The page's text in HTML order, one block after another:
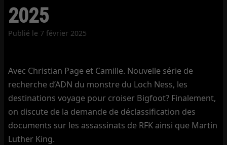
2025
Publié le 7 février 2025
Avec Christian Page et Camille. Nouvelle série de
recherche d’ADN du monstre du Loch Ness, les
destinations voyage pour croiser Bigfoot? Finalement,
on discute de la demande de déclassification des
documents sur les assassinats de RFK ainsi que Martin
Luther King.